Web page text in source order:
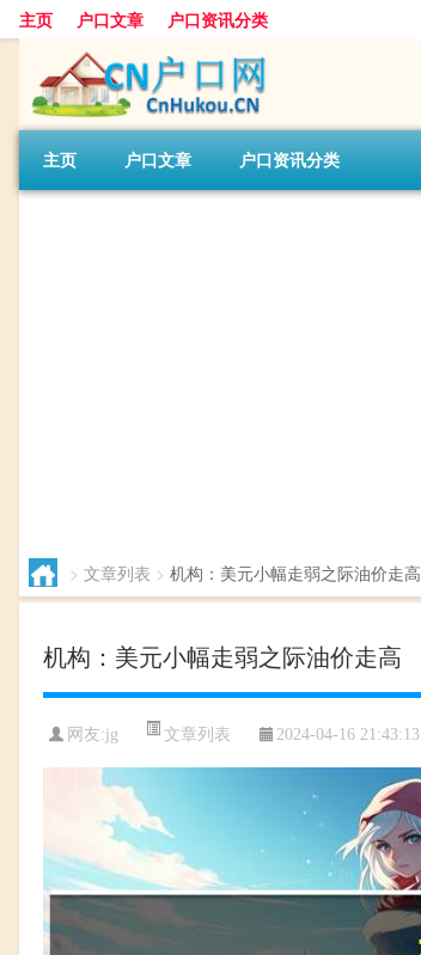
主页 户口文章 户口资讯分类
主页 户口文章 户口资讯分类
> 文章列表 > 机构：美元小幅走弱之际油价走高
机构：美元小幅走弱之际油价走高
网友:jg 文章列表 2024-04-16 21:43:13